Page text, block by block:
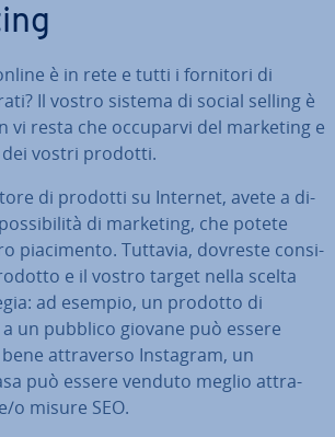
è in rete e tutti i fornitori di
Il vostro sistema di social selling è
vi resta che occuparvi del marketing e
vostri prodotti.
di prodotti su Internet, avete a di­
di marketing, che potete
pia­ci­men­to. Tuttavia, dovreste con­si­
e il vostro target nella scelta
ad esempio, un prodotto di
un pubblico giovane può essere
at­tra­ver­so Instagram, un
può essere venduto meglio at­tra­
o misure SEO.